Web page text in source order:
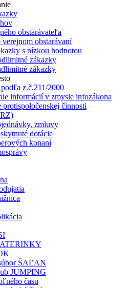
obstarávateľa
verejnom obstarávaní
s nízkou hodnotou
zákazky
zákazky
z.č.211/2000
informácií v zmysle infozákona
protispoločenskej činnosti
zmluvy
dotácie
konaní
ŠAĽAN
JUMPING
času